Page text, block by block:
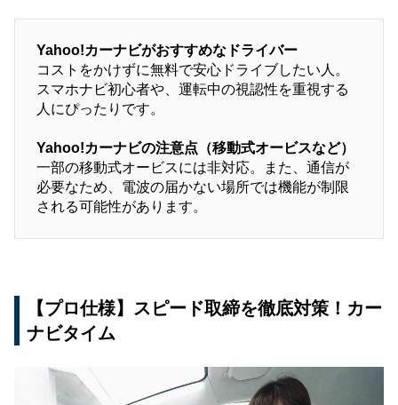
Yahoo!カーナビがおすすめなドライバー
コストをかけずに無料で安心ドライブしたい人。
スマホナビ初心者や、運転中の視認性を重視する
人にぴったりです。
Yahoo!カーナビの注意点（移動式オービスなど）
一部の移動式オービスには非対応。また、通信が
必要なため、電波の届かない場所では機能が制限
される可能性があります。
【プロ仕様】スピード取締を徹底対策！カー
ナビタイム